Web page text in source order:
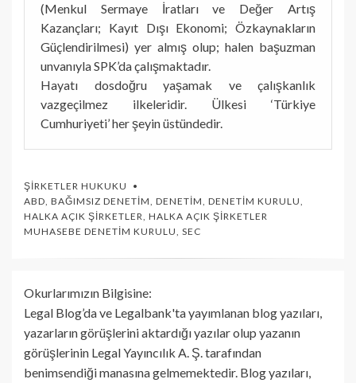
(Menkul Sermaye İratları ve Değer Artış
Kazançları; Kayıt Dışı Ekonomi; Özkaynakların
Güçlendirilmesi) yer almış olup; halen başuzman
unvanıyla SPK’da çalışmaktadır.
Hayatı dosdoğru yaşamak ve çalışkanlık
vazgeçilmez ilkeleridir. Ülkesi ‘Türkiye
Cumhuriyeti’ her şeyin üstündedir.
ŞIRKETLER HUKUKU
ABD BAĞIMSIZ DENETIM DENETIM DENETIM KURULU
HALKA AÇIK ŞIRKETLER HALKA AÇIK ŞIRKETLER
MUHASEBE DENETIM KURULU SEC
Okurlarımızın Bilgisine:
Legal Blog’da ve Legalbank'ta yayımlanan blog yazıları,
yazarların görüşlerini aktardığı yazılar olup yazanın
görüşlerinin Legal Yayıncılık A. Ş. tarafından
benimsendiği manasına gelmemektedir. Blog yazıları,